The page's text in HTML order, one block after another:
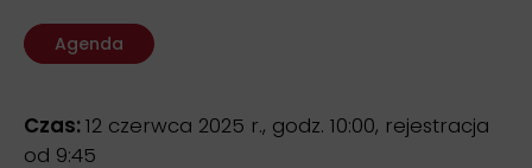
Agenda
Czas:12 czerwca 2025 r., godz. 10:00, rejestracja
od 9:45